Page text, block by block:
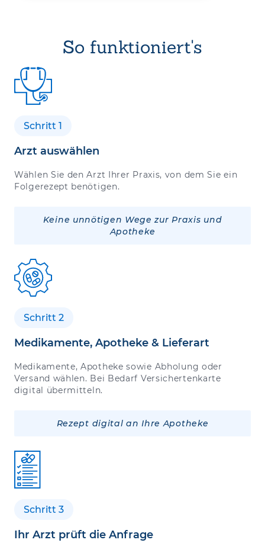
So funktioniert's
Schritt 1
Arzt auswählen
Wählen Sie den Arzt Ihrer Praxis, von dem Sie ein
Folgerezept benötigen.
Keine unnötigen Wege zur Praxis und
Apotheke
Schritt 2
Medikamente, Apotheke & Lieferart
Medikamente, Apotheke sowie Abholung oder
Versand wählen. Bei Bedarf Versichertenkarte
digital übermitteln.
Rezept digital an Ihre Apotheke
Schritt 3
Ihr Arzt prüft die Anfrage